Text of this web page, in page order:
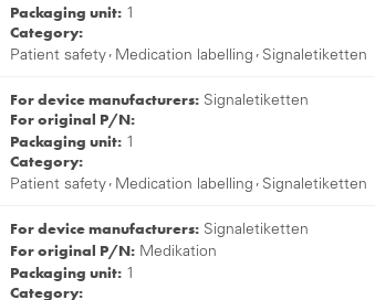
Packaging unit: 1
Category:
Patient safety , Medication labelling , Signaletiketten
For device manufacturers: Signaletiketten
For original P/N:
Packaging unit: 1
Category:
Patient safety , Medication labelling , Signaletiketten
For device manufacturers: Signaletiketten
For original P/N: Medikation
Packaging unit: 1
Category: